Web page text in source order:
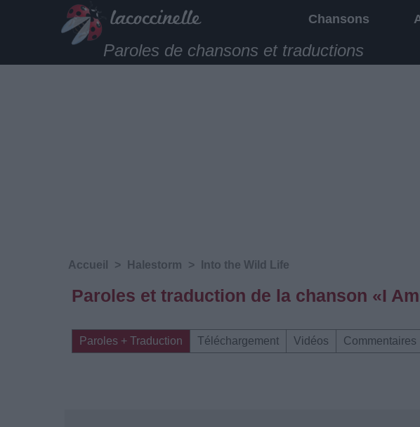
Chansons
Paroles de chansons et traductions
Accueil > Halestorm > Into the Wild Life
Paroles et traduction de la chanson «I
Paroles + Traduction Téléchargement Vidéos Commentaires